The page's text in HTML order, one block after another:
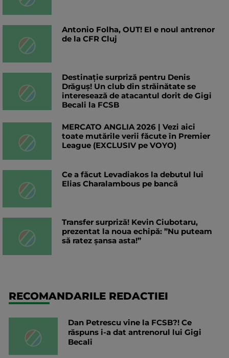
Antonio Folha, OUT! El e noul antrenor
de la CFR Cluj
Destinație surpriză pentru Denis
Drăguș! Un club din străinătate se
interesează de atacantul dorit de Gigi
Becali la FCSB
MERCATO ANGLIA 2026 | Vezi aici
toate mutările verii făcute în Premier
League (EXCLUSIV pe VOYO)
Ce a făcut Levadiakos la debutul lui
Elias Charalambous pe bancă
Transfer surpriză! Kevin Ciubotaru,
prezentat la noua echipă: ”Nu puteam
să ratez șansa asta!”
RECOMANDARILE REDACTIEI
Dan Petrescu vine la FCSB?! Ce
răspuns i-a dat antrenorul lui Gigi
Becali